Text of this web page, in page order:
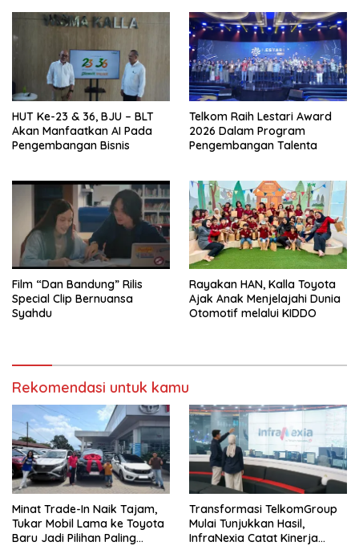
HUT Ke-23 & 36, BJU – BLT
Akan Manfaatkan AI Pada
Pengembangan Bisnis
Telkom Raih Lestari Award
2026 Dalam Program
Pengembangan Talenta
Film “Dan Bandung” Rilis
Special Clip Bernuansa
Syahdu
Rayakan HAN, Kalla Toyota
Ajak Anak Menjelajahi Dunia
Otomotif melalui KIDDO
Rekomendasi untuk kamu
Minat Trade-In Naik Tajam,
Tukar Mobil Lama ke Toyota
Baru Jadi Pilihan Paling
Transformasi TelkomGroup
Mulai Tunjukkan Hasil,
InfraNexia Catat Kinerja